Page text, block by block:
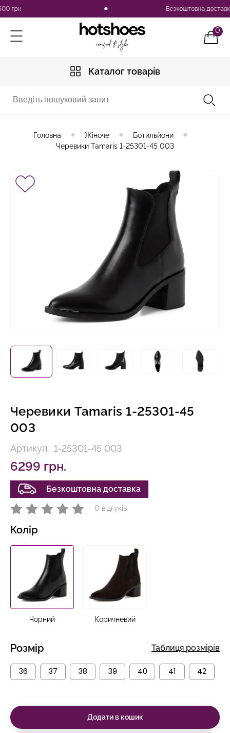
Безкоштовна доставка по
0
Каталог товарів
Головна Жіноче
Ботильйони
Черевики Tamaris 1-25301-45 003
Черевики Tamaris 1-25301-45
003
Артикул: 1-25301-45 003
6299 грн.
Безкоштовна доставка
0 відгуків
Колір
Чорний Коричневий
Розмір Таблиця розмірів
36 37 38 39 40 41 42
Додати в кошик